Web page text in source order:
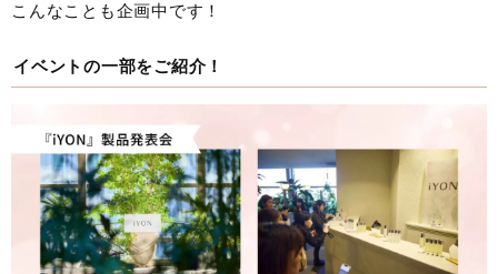
こんなことも企画中です！
イベントの一部をご紹介！